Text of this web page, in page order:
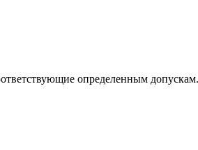
определенным